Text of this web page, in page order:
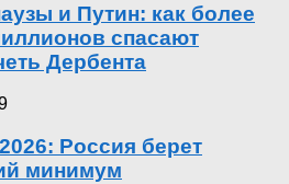
и Путин: как более
спасают
Дербента
Россия берет
минимум